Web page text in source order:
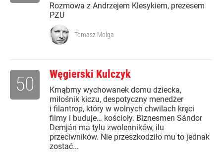
Rozmowa z Andrzejem Klesykiem, prezesem
PZU
Tomasz Molga
Węgierski Kulczyk
Krnąbrny wychowanek domu dziecka,
miłośnik kiczu, despotyczny menedżer
i filantrop, który w wolnych chwilach kręci
filmy i buduje… kościoły. Biznesmen Sándor
Demján ma tylu zwolenników, ilu
przeciwników. Nie przeszkodziło mu to jednak
zostać...
50